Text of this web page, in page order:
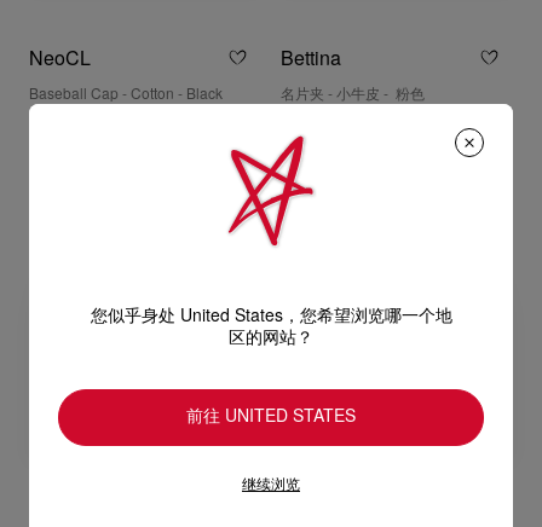
NeoCL
Baseball Cap - Cotton - Black
Bettina
名片夹 - 小牛皮 - 粉色
RM 2.250,00
您似乎身处 United States，您希望浏览哪一个地
区的网站？
前往 UNITED STATES
继续浏览